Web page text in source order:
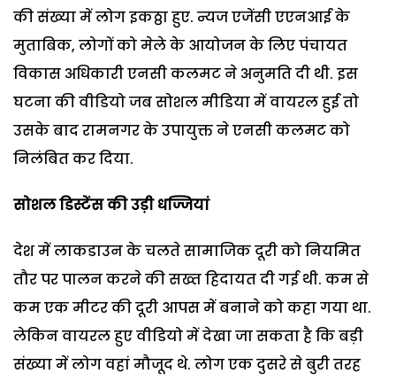
की संख्या में लोग इकठ्ठा हुए. न्यज एजेंसी एएनआई के
मुताबिक, लोगों को मेले के आयोजन के लिए पंचायत
विकास अधिकारी एनसी कलमट ने अनुमति दी थी. इस
घटना की वीडियो जब सोशल मीडिया में वायरल हुई तो
उसके बाद रामनगर के उपायुक्त ने एनसी कलमट को
निलंबित कर दिया.
सोशल डिस्टेंस की उड़ी धज्जियां
देश में लाकडाउन के चलते सामाजिक दूरी को नियमित
तौर पर पालन करने की सख्त हिदायत दी गई थी. कम से
कम एक मीटर की दूरी आपस में बनाने को कहा गया था.
लेकिन वायरल हुए वीडियो में देखा जा सकता है कि बड़ी
संख्या में लोग वहां मौजूद थे. लोग एक दुसरे से बुरी तरह